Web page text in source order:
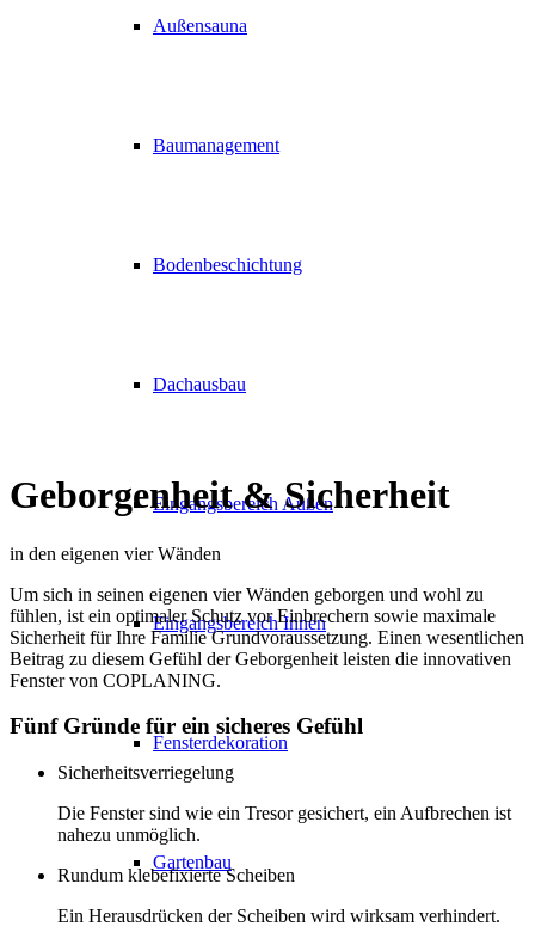
Außensauna
Baumanagement
Bodenbeschichtung
Dachausbau
Eingangsbereich Außen
Eingangsbereich Innen
Fensterdekoration
Gartenbau
Geborgenheit&Sicherheit
in den eigenen vier Wänden
Um sich in seinen eigenen vier Wänden geborgen und wohl zu
fühlen, ist ein optimaler Schutz vor Einbrechern sowie maximale
Sicherheit für Ihre Familie Grundvoraussetzung. Einen wesentlichen
Beitrag zu diesem Gefühl der Geborgenheit leisten die innovativen
Fenster von COPLANING.
Fünf Gründe für ein sicheres Gefühl
Sicherheitsverriegelung
Die Fenster sind wie ein Tresor gesichert, ein Aufbrechen ist
nahezu unmöglich.
Rundum klebefixierte Scheiben
Ein Herausdrücken der Scheiben wird wirksam verhindert.